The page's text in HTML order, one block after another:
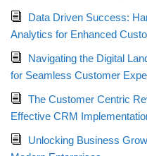
Data Driven Success:
Analytics for Enhanced
Navigating the Digital
for Seamless Customer
The Customer Centric
Effective CRM
Unlocking Business